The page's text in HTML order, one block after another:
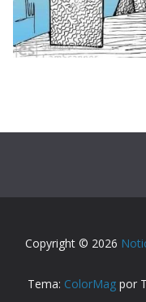
Copyright © 2026
Tema: ColorMagpor